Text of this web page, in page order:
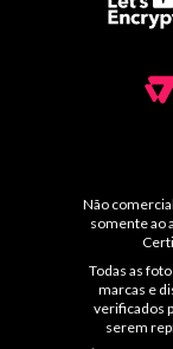
Não
somente ao
Todas as
marcas e
verificados
serem